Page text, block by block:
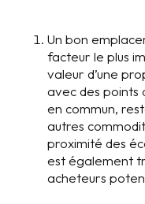
Un bon
facteur le plus
valeur d’une
avec des points
en commun,
autres
proximité des
est également
acheteurs